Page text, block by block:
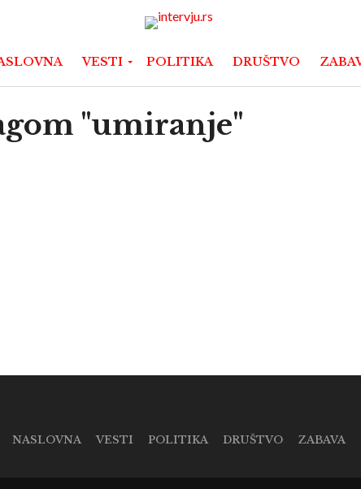
VESTI POLITIKA DRUŠTVO
"umiranje"
NASLOVNA VESTI POLITIKA DRUŠTVO ZABAVA